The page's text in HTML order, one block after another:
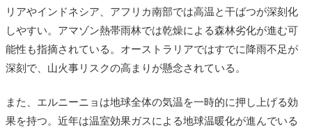
リアやインドネシア、アフリカ南部では高温と干ばつが深刻化
しやすい。アマゾン熱帯雨林では乾燥による森林劣化が進む可
能性も指摘されている。オーストラリアではすでに降雨不足が
深刻で、山火事リスクの高まりが懸念されている。
また、エルニーニョは地球全体の気温を一時的に押し上げる効
果を持つ。近年は温室効果ガスによる地球温暖化が進んでいる